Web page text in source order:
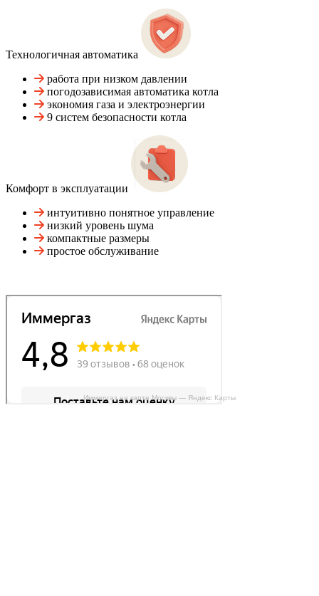
Технологичная автоматика
работа при низком давлении
погодозависимая автоматика котла
экономия газа и электроэнергии
9 систем безопасности котла
Комфорт в эксплуатации
интуитивно понятное управление
низкий уровень шума
компактные размеры
простое обслуживание
Иммергаз на карте Москвы — Яндекс Карты